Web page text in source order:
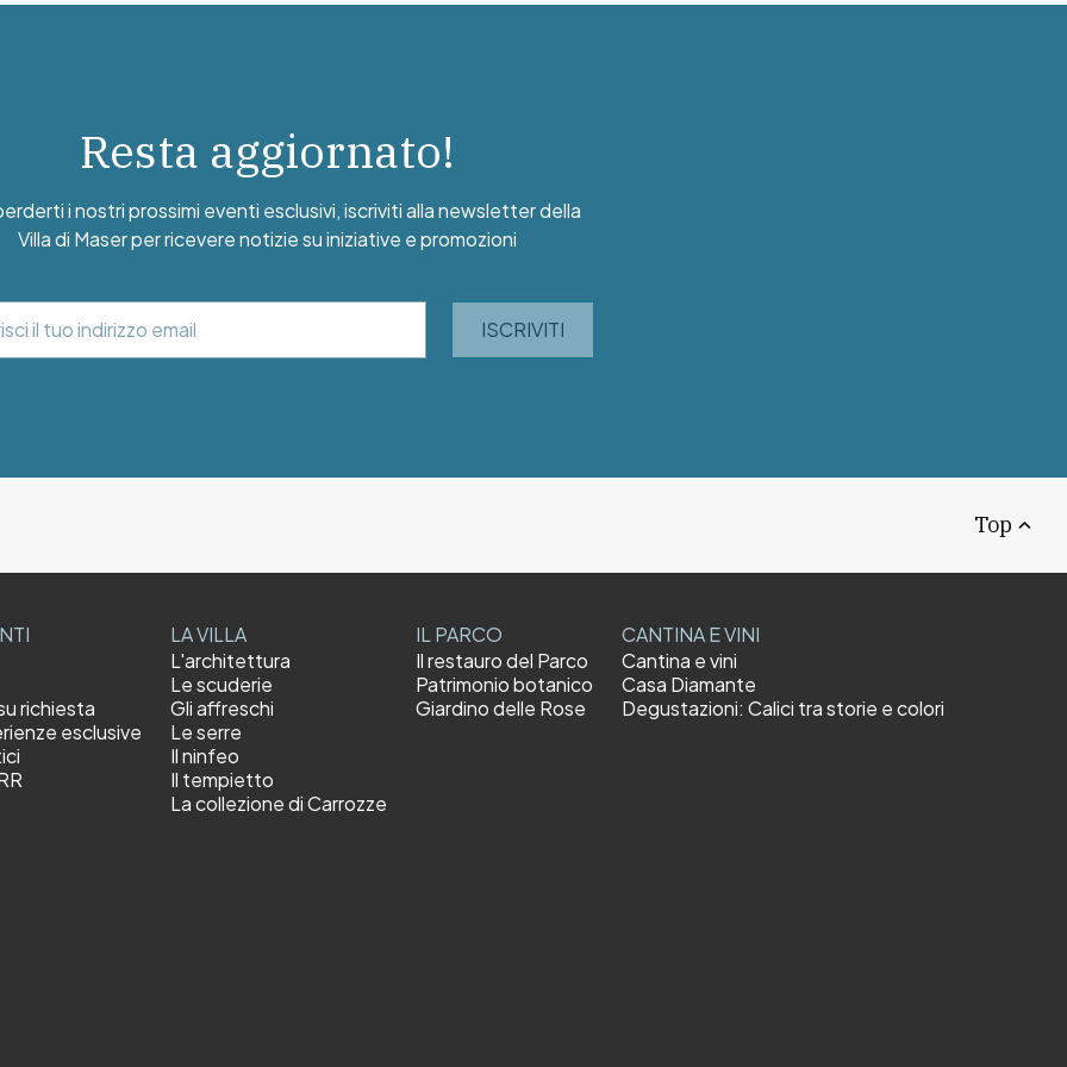
Resta aggiornato!
i nostri prossimi eventi esclusivi, iscriviti alla newsletter della
Villa di Maser per ricevere notizie su iniziative e promozioni
ISCRIVITI
Top
richiesta
esclusive
LA VILLA
L'architettura
Le scuderie
Gli affreschi
Le serre
Il ninfeo
Il tempietto
La collezione di Carrozze
IL PARCO
Il restauro del Parco
Patrimonio botanico
Giardino delle Rose
CANTINA E VINI
Cantina e vini
Casa Diamante
Degustazioni: Calici tra storie e colori